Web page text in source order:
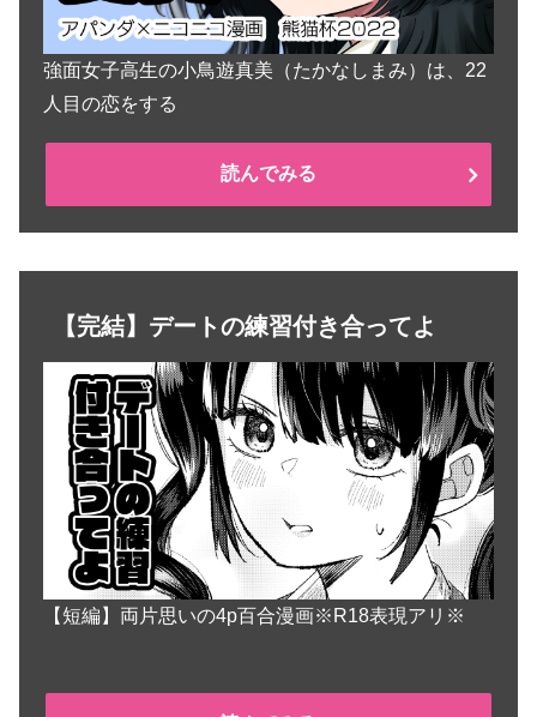
強面女子高生の小鳥遊真美（たかなしまみ）は、22
人目の恋をする
読んでみる
【完結】デートの練習付き合ってよ
【短編】両片思いの4p百合漫画※R18表現アリ※